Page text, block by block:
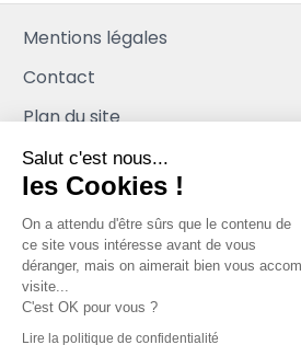
Mentions légales
Contact
Plan du site
Mediapilote
Salut c'est nous...
les Cookies !
On a attendu d'être sûrs que le contenu de
ce site vous intéresse avant de vous
déranger, mais on aimerait bien vous
visite...
C'est OK pour vous ?
Lire la politique de confidentialité